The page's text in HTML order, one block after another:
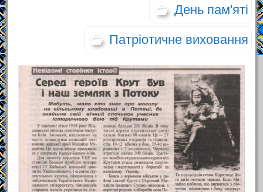
День пам'яті
Патріотичне виховання